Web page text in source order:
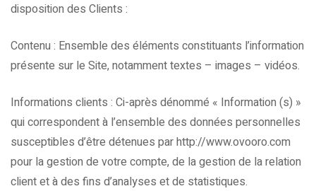
disposition des Clients :
Contenu : Ensemble des éléments constituants l’information
présente sur le Site, notamment textes – images – vidéos.
Informations clients : Ci-après dénommé « Information (s) »
qui correspondent à l’ensemble des données personnelles
susceptibles d’être détenues par http://www.ovooro.com
pour la gestion de votre compte, de la gestion de la relation
client et à des fins d’analyses et de statistiques.